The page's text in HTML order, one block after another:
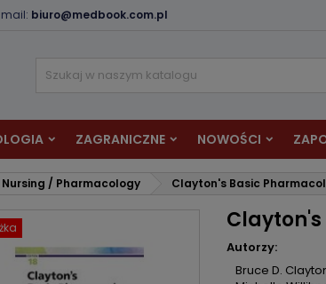
biuro@medbook.com.pl
ZAGRANICZNE NOWOŚCI
Nursing / Pharmacology Clayton's Basic
Autorzy:
Bruce D.
Musisz być zalogowany by zapisać produkty na